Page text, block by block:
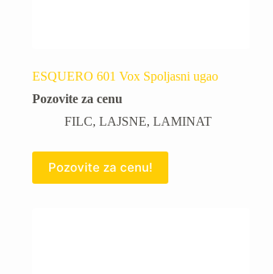
ESQUERO 601 Vox Spoljasni ugao
Pozovite za cenu
FILC, LAJSNE, LAMINAT
Pozovite za cenu!